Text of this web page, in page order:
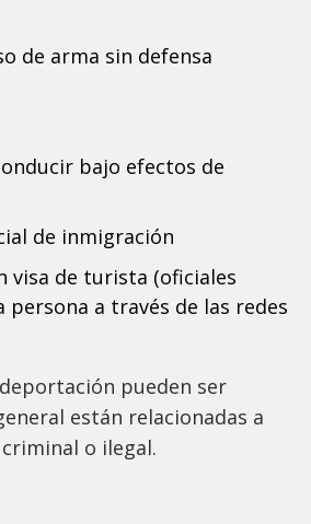
de arma sin defensa
bajo efectos de
de inmigración
visa de turista (oficiales
persona a través de las redes
pueden ser
están relacionadas a
o ilegal.